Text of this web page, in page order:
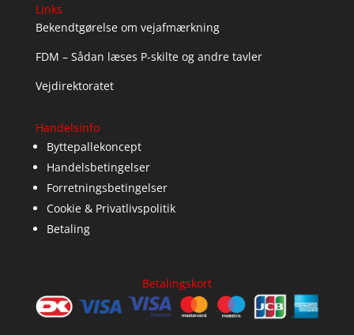
Links
Bekendtgørelse om vejafmærkning
FDM – Sådan læses P-skilte og andre tavler
Vejdirektoratet
Handelsinfo
Byttepallekoncept
Handelsbetingelser
Forretningsbetingelser
Cookie & Privatlivspolitik
Betaling
Betalingskort